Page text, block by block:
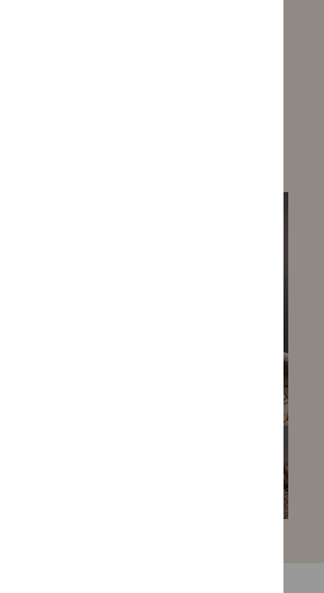
- das Flammenspiel
Größe der Sichtscheiben
Geltung. Das klassiche
aus jeder Perspektive.